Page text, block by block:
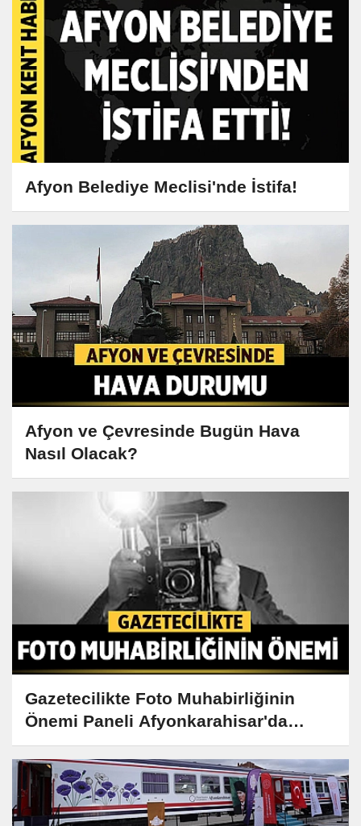
Afyon Belediye Meclisi'nde İstifa!
Afyon ve Çevresinde Bugün Hava
Nasıl Olacak?
Gazetecilikte Foto Muhabirliğinin
Önemi Paneli Afyonkarahisar'da
Gerçekleşiyor